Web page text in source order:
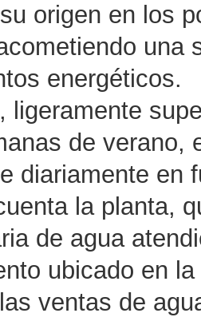
origen en los
una
energéticos.
ligeramente
de verano,
diariamente en
la planta,
de agua
ubicado en
ventas de